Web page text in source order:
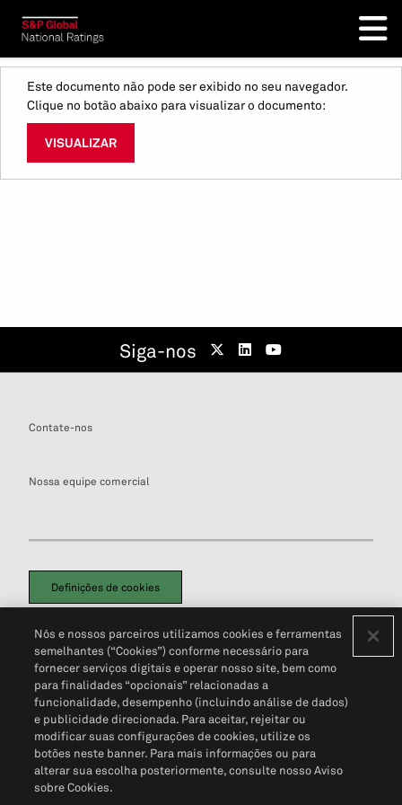
Este documento não pode ser exibido no seu navegador.
Clique no botão abaixo para visualizar o documento:
VISUALIZAR
Siga-nos
Contate-nos
Nossa equipe comercial
Definições de cookies
Política de PrivacidadePortal de privacidade do cliente (em inglês)
Não Venda Minhas Informações Pessoais© 2026 S&P Global
Nós e nossos parceiros utilizamos cookies e ferramentas
semelhantes (“Cookies”) conforme necessário para
fornecer serviços digitais e operar nosso site, bem como
para finalidades “opcionais” relacionadas a
funcionalidade, desempenho (incluindo análise de dados)
e publicidade direcionada. Para aceitar, rejeitar ou
modificar suas configurações de cookies, utilize os
botões neste banner. Para mais informações ou para
alterar sua escolha posteriormente, consulte nosso Aviso
sobre Cookies.